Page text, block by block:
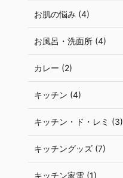
お肌の悩み (4)
お風呂・洗面所 (4)
カレー (2)
キッチン (4)
キッチン・ド・レミ (3)
キッチングッズ (7)
キッチン家電 (1)